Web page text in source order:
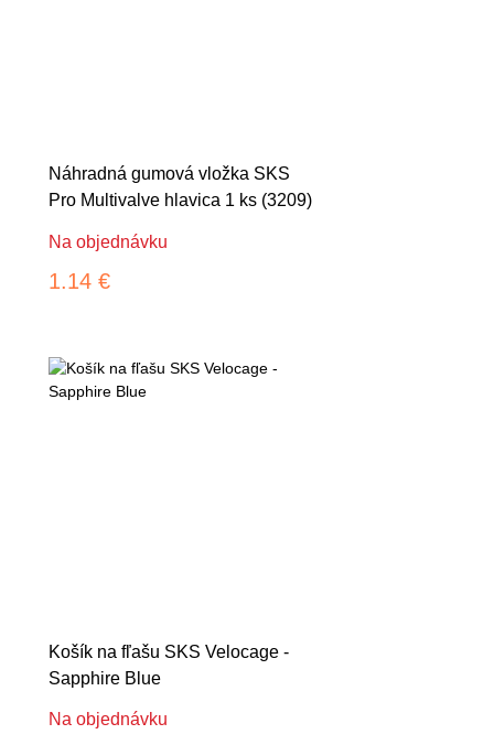
Náhradná gumová vložka SKS
Pro Multivalve hlavica 1 ks (3209)
Na objednávku
1.14 €
Košík na fľašu SKS Velocage -
Sapphire Blue
Na objednávku